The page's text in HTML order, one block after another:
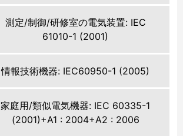
測定/制御/研修室の電気装置: IEC
61010-1 (2001)
情報技術機器: IEC60950-1 (2005)
家庭用/類似電気機器: IEC 60335-1
(2001)+A1 : 2004+A2 : 2006